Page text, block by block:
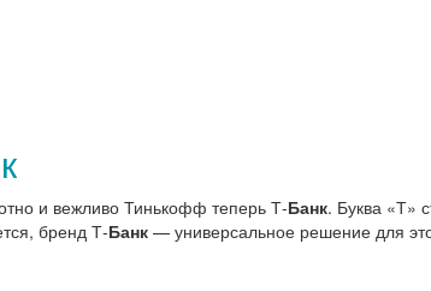
и вежливо Тинькофф теперь Т-Банк. Буква «Т»
бренд Т‑Банк — универсальное решение для